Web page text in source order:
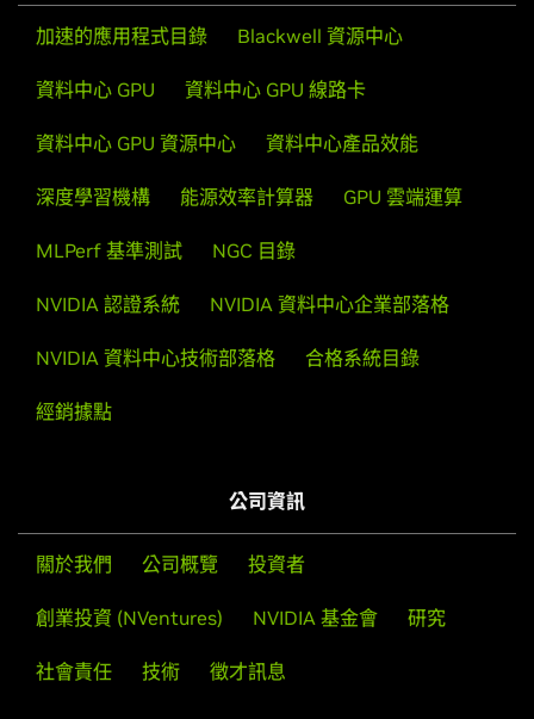
加速的應用程式目錄 Blackwell 資源中心
資料中心 GPU 資料中心 GPU 線路卡
資料中心 GPU 資源中心 資料中心產品效能
深度學習機構 能源效率計算器 GPU 雲端運算
MLPerf 基準測試 NGC 目錄
NVIDIA 認證系統 NVIDIA 資料中心企業部落格
NVIDIA 資料中心技術部落格 合格系統目錄
經銷據點
公司資訊
關於我們 公司概覽 投資者
創業投資 (NVentures) NVIDIA 基金會 研究
社會責任 技術 徵才訊息